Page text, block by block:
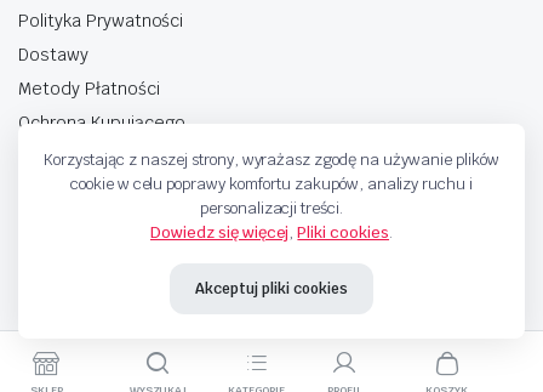
Polityka Prywatności
Dostawy
Metody Płatności
Ochrona Kupującego
Metody Płatnosci
Korzystając z naszej strony, wyrażasz zgodę na używanie plików
cookie w celu poprawy komfortu zakupów, analizy ruchu i
personalizacji treści.
Dowiedz się więcej,Pliki cookies.
Akceptuj pliki cookies